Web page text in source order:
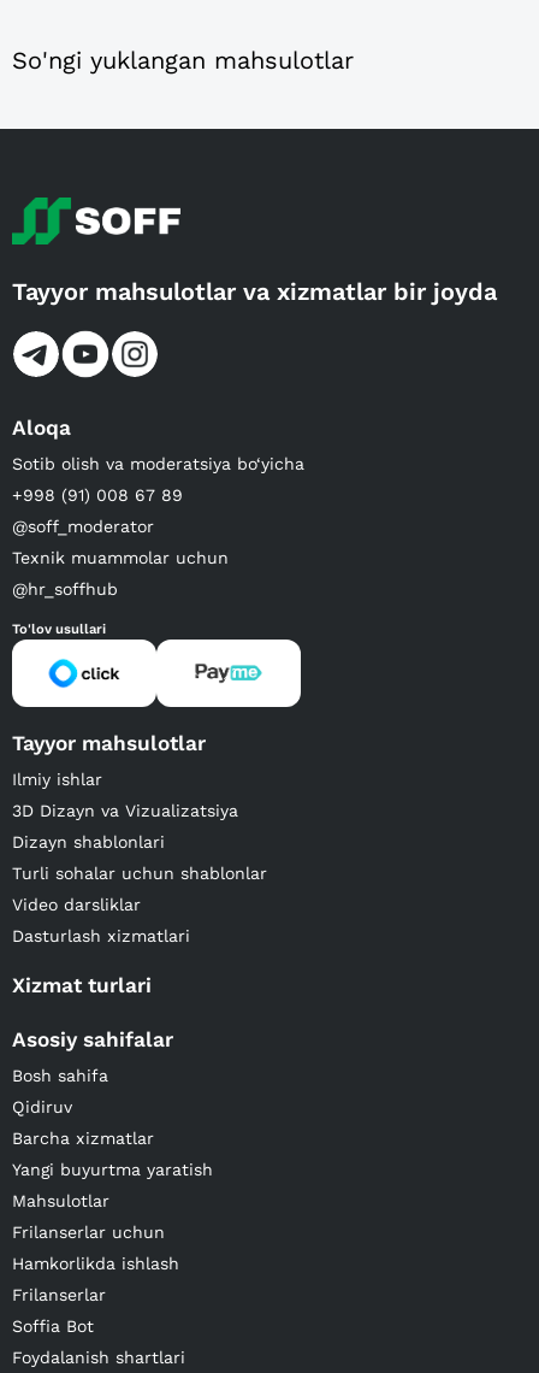
So'ngi yuklangan mahsulotlar
Tayyor mahsulotlar va xizmatlar bir joyda
Aloqa
Sotib olish va moderatsiya bo‘yicha
+998 (91) 008 67 89
@soff_moderator
Texnik muammolar uchun
@hr_soffhub
To'lov usullari
Tayyor mahsulotlar
Ilmiy ishlar
3D Dizayn va Vizualizatsiya
Dizayn shablonlari
Turli sohalar uchun shablonlar
Video darsliklar
Dasturlash xizmatlari
Xizmat turlari
Asosiy sahifalar
Bosh sahifa
Qidiruv
Barcha xizmatlar
Yangi buyurtma yaratish
Mahsulotlar
Frilanserlar uchun
Hamkorlikda ishlash
Frilanserlar
Soffia Bot
Foydalanish shartlari